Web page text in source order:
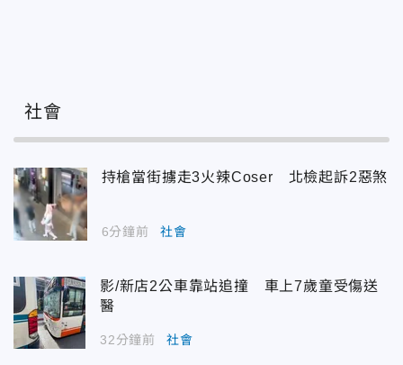
社會
持槍當街擄走3火辣Coser 北檢起訴2惡煞
6分鐘前 社會
影/新店2公車靠站追撞 車上7歲童受傷送
醫
32分鐘前 社會